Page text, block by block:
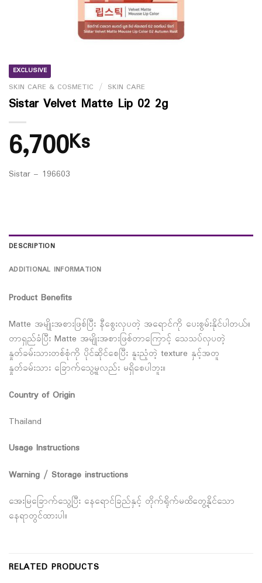
EXCLUSIVE
SKIN CARE & COSMETIC / SKIN CARE
Sistar Velvet Matte Lip 02 2g
6,700Ks
Sistar – 196603
DESCRIPTION
ADDITIONAL INFORMATION
Product Benefits
Matte အမျိုးအစားဖြစ်ပြီး နီစွေးလှပတဲ့ အရောင်ကို ပေးစွမ်းနိုင်ပါတယ်။
တာရှည်ခံပြီး Matte အမျိုးအစားဖြစ်တာကြောင့် သေသပ်လှပတဲ့
နှုတ်ခမ်းသားတစ်စုံကို ပိုင်ဆိုင်စေပြီး နူးညံ့တဲ့ texture နှင့်အတူ
နှုတ်ခမ်းသား ခြောက်သွေ့မှုလည်း မရှိစေပါဘူး။
Country of Origin
Thailand
Usage Instructions
Warning / Storage instructions
အေးမြခြောက်သွေ့ပြီး နေရောင်ခြည်နှင့် တိုက်ရိုက်မထိတွေ့နိုင်သော
နေရာတွင်ထားပါ။
RELATED PRODUCTS